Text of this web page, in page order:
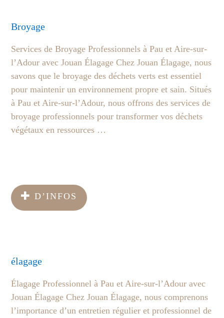
Broyage
Services de Broyage Professionnels à Pau et Aire-sur-
l’Adour avec Jouan Élagage Chez Jouan Élagage, nous
savons que le broyage des déchets verts est essentiel
pour maintenir un environnement propre et sain. Situés
à Pau et Aire-sur-l’Adour, nous offrons des services de
broyage professionnels pour transformer vos déchets
végétaux en ressources …
D’INFOS
élagage
Élagage Professionnel à Pau et Aire-sur-l’Adour avec
Jouan Élagage Chez Jouan Élagage, nous comprenons
l’importance d’un entretien régulier et professionnel de